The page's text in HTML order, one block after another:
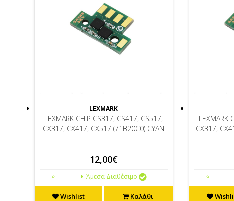
LEXMARK
LEXMARK CHIP CS317, CS417, CS517,
CX317, CX417, CX517 (71B20C0) CYAN
12,00€
Άμεσα Διαθέσιμο
Wishlist Καλάθι
LEXMARK
CX317,